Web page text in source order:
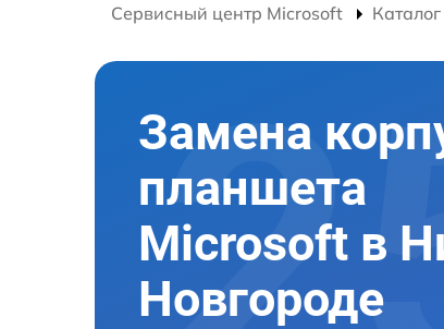
Сервисный центр Microsoft
Замена
планшета
Microsoft в
Новгороде